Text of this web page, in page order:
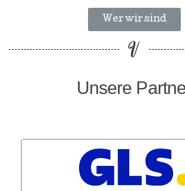
Wer wir sind
Unsere